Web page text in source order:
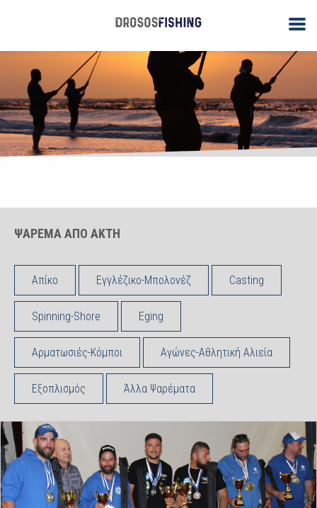
ΨΑΡΕΜΑ ΑΠΟ ΑΚΤΗ
Απίκο Εγγλέζικο-Μπολονέζ Casting
Spinning-Shore Eging
Αρματωσιές-Κόμποι Αγώνες-Αθλητική Αλιεία
Εξοπλισμός Άλλα Ψαρέματα